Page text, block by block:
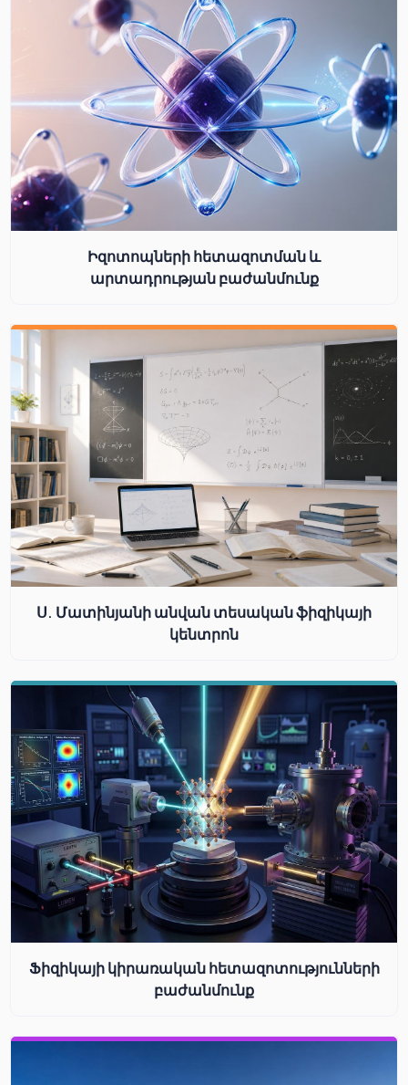
Իզոտոպների հետազոտման և
արտադրության բաժանմունք
Ս. Մատինյանի անվան տեսական ֆիզիկայի
կենտրոն
Ֆիզիկայի կիրառական հետազոտությունների
բաժանմունք